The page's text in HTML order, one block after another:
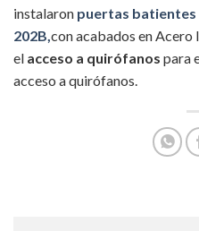
instalaron puertas batientes
202B, con acabados en
el acceso a quirófanos para
acceso a quirófanos.